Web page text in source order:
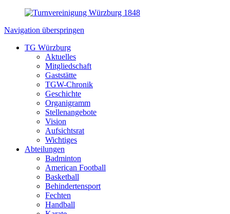
Navigation überspringen
TG Würzburg
Aktuelles
Mitgliedschaft
Gaststätte
TGW-Chronik
Geschichte
Organigramm
Stellenangebote
Vision
Aufsichtsrat
Wichtiges
Abteilungen
Badminton
American Football
Basketball
Behindertensport
Fechten
Handball